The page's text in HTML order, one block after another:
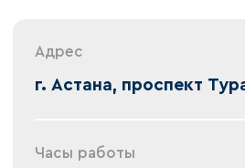
Адрес
г. Астана, проспект
Часы работы